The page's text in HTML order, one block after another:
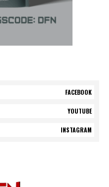
FACEBOOK
YOUTUBE
INSTAGRAM